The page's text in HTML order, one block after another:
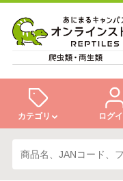
カテゴリ
トカゲ
ログ